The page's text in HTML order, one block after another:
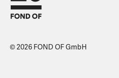
© 2026 FOND OF GmbH